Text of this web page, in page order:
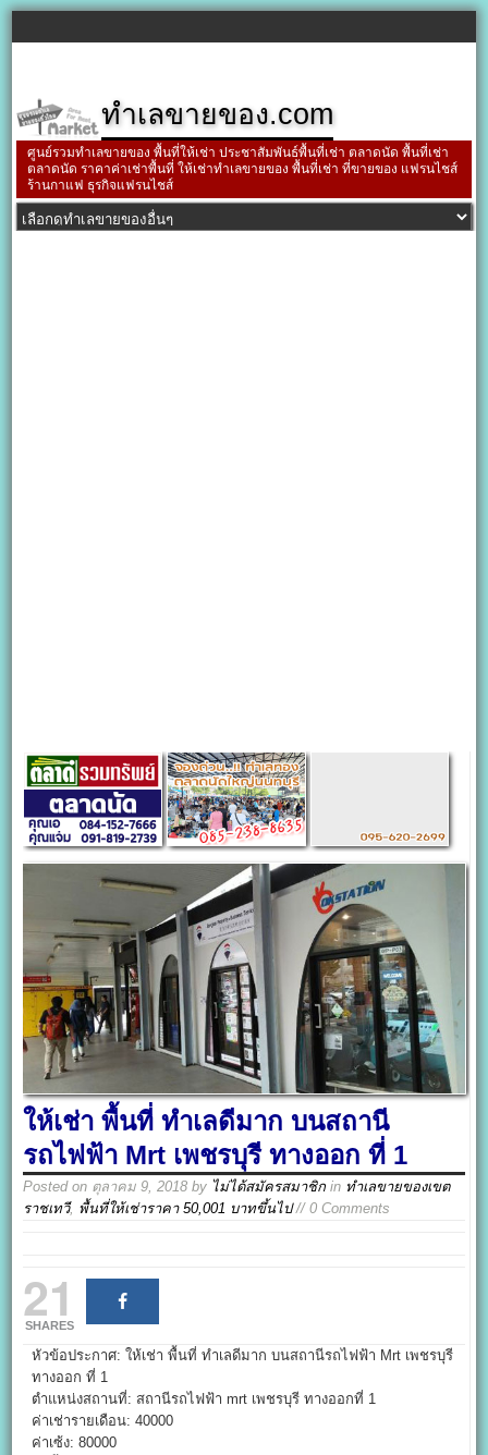
ทำเลขายของ.com
ศูนย์รวมทำเลขายของ พื้นที่ให้เช่า ประชาสัมพันธ์พื้นที่เช่า ตลาดนัด พื้นที่เช่า
ตลาดนัด ราคาค่าเช่าพื้นที่ ให้เช่าทำเลขายของ พื้นที่เช่า ที่ขายของ แฟรนไชส์
ร้านกาแฟ ธุรกิจแฟรนไชส์
ให้เช่า พื้นที่ ทำเลดีมาก บนสถานี
รถไฟฟ้า Mrt เพชรบุรี ทางออก ที่ 1
Posted on ตุลาคม 9, 2018 by ไม่ได้สมัครสมาชิก in ทำเลขายของเขต
ราชเทวี, พื้นที่ให้เช่าราคา 50,001 บาทขึ้นไป// 0 Comments
21
SHARES
หัวข้อประกาศ: ให้เช่า พื้นที่ ทำเลดีมาก บนสถานีรถไฟฟ้า Mrt เพชรบุรี
ทางออก ที่ 1
ตำแหน่งสถานที่: สถานีรถไฟฟ้า mrt เพชรบุรี ทางออกที่ 1
ค่าเช่ารายเดือน: 40000
ค่าเซ้ง: 80000